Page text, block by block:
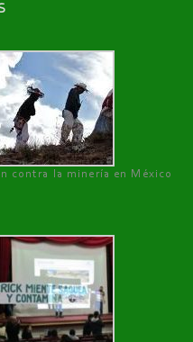
contra la minería en México